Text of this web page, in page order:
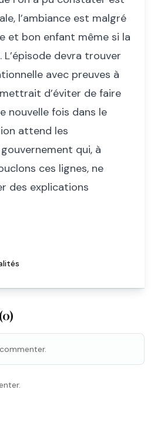
l’ambiance est malgré
et bon enfant même si la
devra trouver
avec preuves à
d’éviter de faire
nouvelle fois dans le
attend les
qui, à
ces lignes, ne
des explications
0)